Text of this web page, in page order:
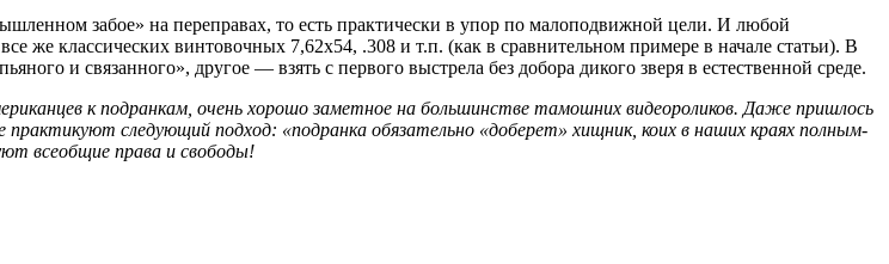
забое» на переправах, то есть практически в упор по малоподвижной цели. И любой
же классических винтовочных 7,62х54, .308 и т.п. (как в сравнительном примере в начале статьи). В
и связанного», другое — взять с первого выстрела без добора дикого зверя в естественной среде.
к подранкам, очень хорошо заметное на большинстве тамошних видеороликов. Даже пришлось
практикуют следующий подход: «подранка обязательно «доберет» хищник, коих в наших краях полным-
всеобщие права и свободы!